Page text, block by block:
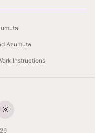
Azumuta
Instructions